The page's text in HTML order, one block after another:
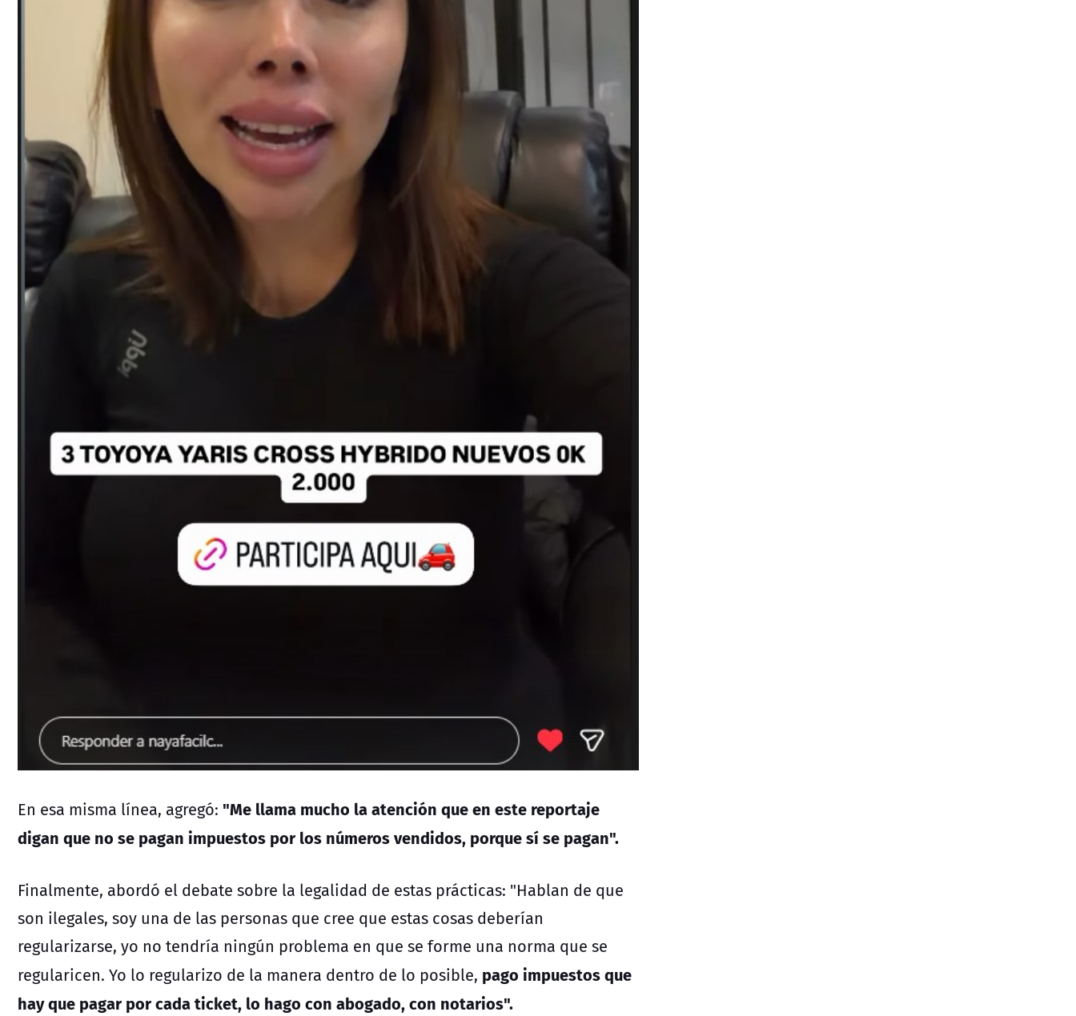
En esa misma línea, agregó: "Me llama mucho la atención que en este reportaje
digan que no se pagan impuestos por los números vendidos, porque sí se pagan".
Finalmente, abordó el debate sobre la legalidad de estas prácticas: "Hablan de que
son ilegales, soy una de las personas que cree que estas cosas deberían
regularizarse, yo no tendría ningún problema en que se forme una norma que se
regularicen. Yo lo regularizo de la manera dentro de lo posible, pago impuestos que
hay que pagar por cada ticket, lo hago con abogado, con notarios".